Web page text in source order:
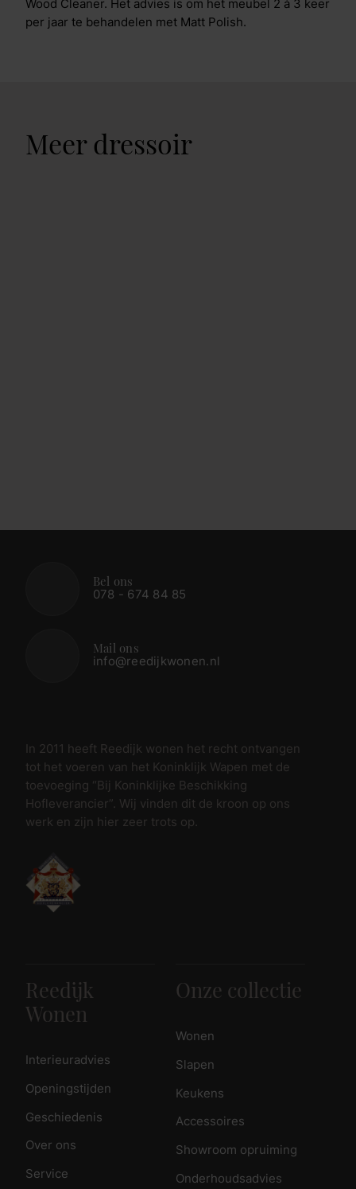
Wood Cleaner. Het advies is om het meubel 2 à 3 keer
per jaar te behandelen met Matt Polish.
Meer dressoir
Bel ons
078 - 674 84 85
Mail ons
info@reedijkwonen.nl
In 2011 heeft Reedijk wonen het recht ontvangen
tot het voeren van het Koninklijk Wapen met de
toevoeging “Bij Koninklijke Beschikking
Hofleverancier”. Wij vinden dit de kroon op ons
werk en zijn hier zeer trots op.
Reedijk
Wonen
Interieuradvies
Openingstijden
Geschiedenis
Over ons
Service
Onze collectie
Wonen
Slapen
Keukens
Accessoires
Showroom opruiming
Onderhoudsadvies